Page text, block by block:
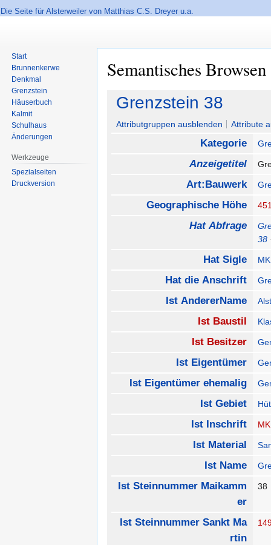
Die Seite für Alsterweiler von Matthias C.S. Dreyer u.a.
Semantisches Browsen
Zur
Navigation
springen
Zur
Suche
springen
Grenzstein 38
Attributgruppen ausblenden Attribute
Kategorie
Anzeigetitel
Art:Bauwerk
Geographische Höhe
Hat Abfrage
38
Hat Sigle MK
Hat die Anschrift
Ist AndererName
Ist Baustil
Ist Besitzer
Ist Eigentümer
Ist Eigentümer ehemalig
Ist Gebiet
Ist Inschrift
Ist Material
Ist Name
Ist Steinnummer Maikamm
er
Ist Steinnummer Sankt Ma
rtin
Start
Brunnenkerwe
Denkmal
Grenzstein
Häuserbuch
Kalmit
Schulhaus
Änderungen
Werkzeuge
Spezialseiten
Druckversion